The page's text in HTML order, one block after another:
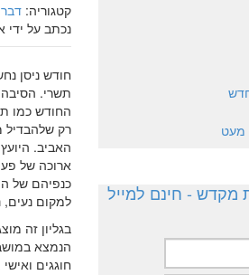
קטגוריה:
נכתב על ידי
חודש ניסן
תשרי.
החודש כמו
רק
האביב.
ארוכה של
כנפיהם של
למקום נעים,
בגליון זה
הנמצא
חוגגים
מעט
מקדש - חינם למייל